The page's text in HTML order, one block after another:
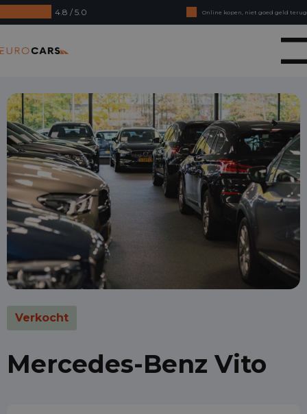
4.8 / 5.0
Online kopen, niet goed geld terug
Financial lease - Soepele acceptatie
Verkocht
Mercedes-Benz Vito